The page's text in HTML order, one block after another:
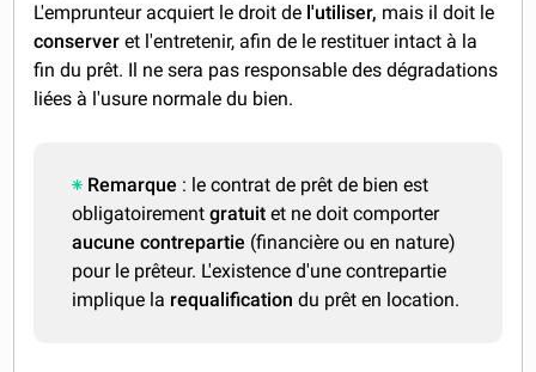
L'emprunteur acquiert le droit de l'utiliser, mais il doit le
conserver et l'entretenir, afin de le restituer intact à la
fin du prêt. Il ne sera pas responsable des dégradations
liées à l'usure normale du bien.
Remarque : le contrat de prêt de bien est
obligatoirementgratuitet ne doit comporter
aucune contrepartie (financière ou en nature)
pour le prêteur. L'existence d'une contrepartie
implique la requalification du prêt en location.